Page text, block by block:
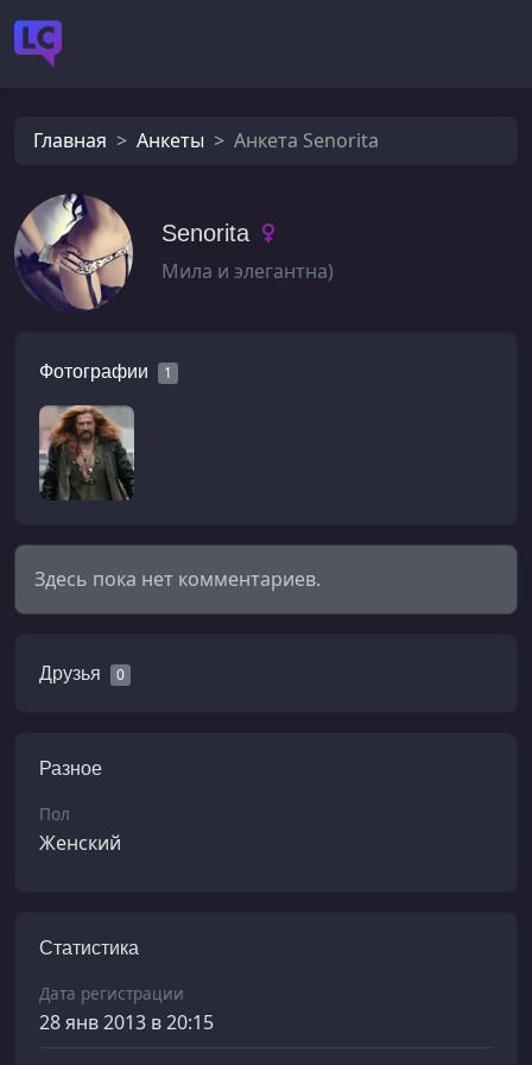
Главная Анкеты Анкета Senorita
Senorita
Мила и элегантна)
Фотографии 1
Здесь пока нет комментариев.
Друзья 0
Разное
Пол
Женский
Статистика
Дата регистрации
28 янв 2013 в 20:15